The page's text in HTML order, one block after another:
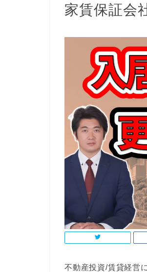
家賃保証会
不動産投資/賃貸経営